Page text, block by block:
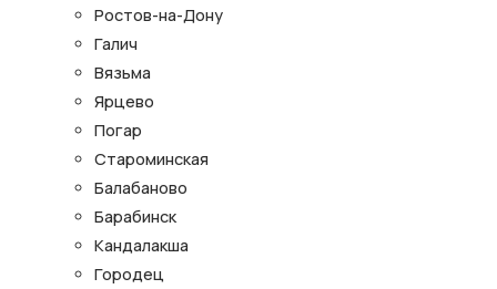
Ростов-на-Дону
Галич
Вязьма
Ярцево
Погар
Староминская
Балабаново
Барабинск
Кандалакша
Городец